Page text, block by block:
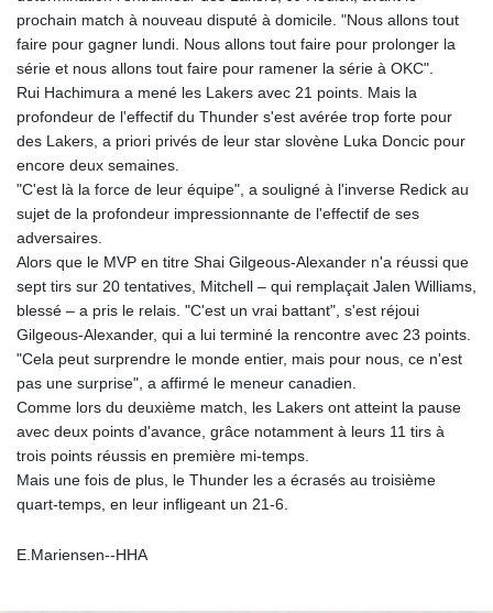
prochain match à nouveau disputé à domicile. "Nous allons tout
faire pour gagner lundi. Nous allons tout faire pour prolonger la
série et nous allons tout faire pour ramener la série à OKC".
Rui Hachimura a mené les Lakers avec 21 points. Mais la
profondeur de l'effectif du Thunder s'est avérée trop forte pour
des Lakers, a priori privés de leur star slovène Luka Doncic pour
encore deux semaines.
"C'est là la force de leur équipe", a souligné à l'inverse Redick au
sujet de la profondeur impressionnante de l'effectif de ses
adversaires.
Alors que le MVP en titre Shai Gilgeous-Alexander n'a réussi que
sept tirs sur 20 tentatives, Mitchell – qui remplaçait Jalen Williams,
blessé – a pris le relais. "C'est un vrai battant", s'est réjoui
Gilgeous-Alexander, qui a lui terminé la rencontre avec 23 points.
"Cela peut surprendre le monde entier, mais pour nous, ce n'est
pas une surprise", a affirmé le meneur canadien.
Comme lors du deuxième match, les Lakers ont atteint la pause
avec deux points d'avance, grâce notamment à leurs 11 tirs à
trois points réussis en première mi-temps.
Mais une fois de plus, le Thunder les a écrasés au troisième
quart-temps, en leur infligeant un 21-6.
E.Mariensen--HHA